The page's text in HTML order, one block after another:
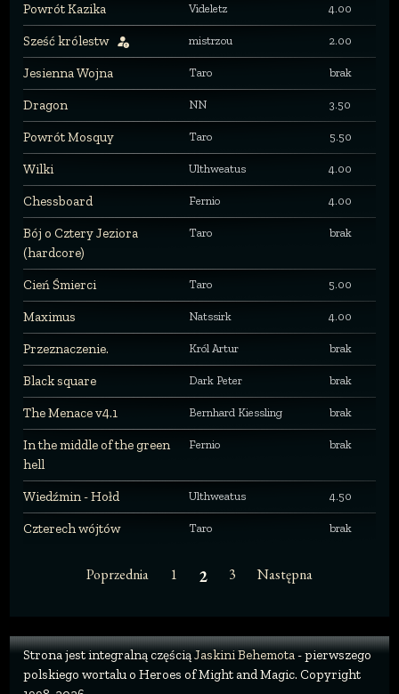
Powrót Kazika Videletz 4.00
Sześć królestw mistrzou 2.00
Jesienna Wojna Taro brak
Dragon NN 3.50
Powrót Mosquy Taro 5.50
Wilki Ulthweatus 4.00
Chessboard Fernio 4.00
Bój o Cztery Jeziora
(hardcore)
Taro brak
Cień Śmierci Taro 5.00
Maximus Natssirk 4.00
Przeznaczenie. Król Artur brak
Black square Dark Peter brak
The Menace v4.1 Bernhard Kiessling brak
In the middle of the green
hell
Fernio brak
Wiedźmin - Hołd Ulthweatus 4.50
Czterech wójtów Taro brak
Poprzednia 1 2 3 Następna
Strona jest integralną częściąJaskini Behemota- pierwszego
polskiego wortalu o Heroes of Might and Magic. Copyright